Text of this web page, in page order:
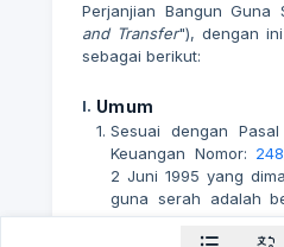
Perjanjian Bangun Guna
and Transfer"), dengan
sebagai berikut:
I. Umum
1. Sesuai dengan
Keuangan Nomor:
2 Juni 1995 yang
guna serah adalah
sama yang dilakukan